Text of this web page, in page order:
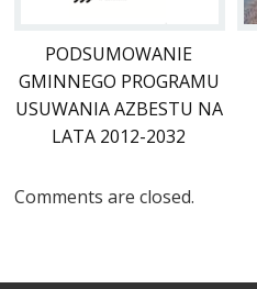
PODSUMOWANIE
GMINNEGO PROGRAMU
USUWANIA AZBESTU NA
LATA 2012-2032
Comments are closed.